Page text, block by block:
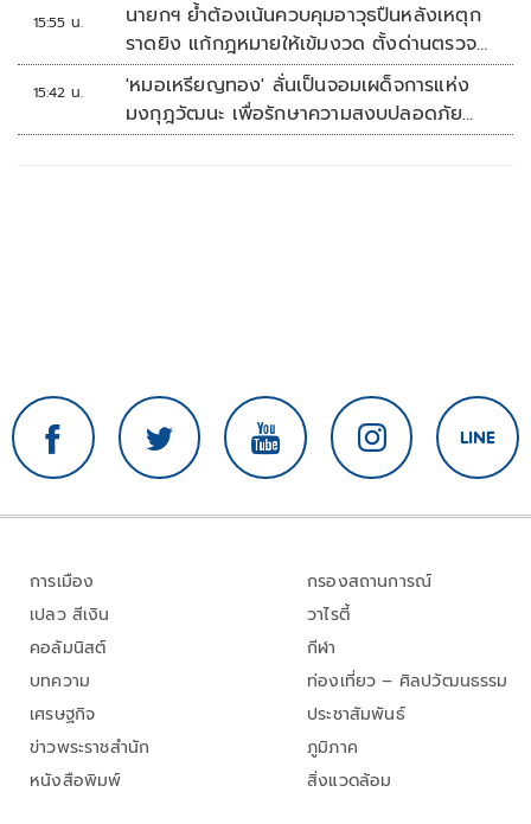
15:55 น.
นายกฯ ย้ำต้องเน้นควบคุมอาวุธปืนหลังเหตุก
ราดยิง แก้กฎหมายให้เข้มงวด ตั้งด่านตรวจ
เพิ่ม
15:42 น.
'หมอเหรียญทอง' ลั่นเป็นจอมเผด็จการแห่ง
มงกุฎวัฒนะ เพื่อรักษาความสงบปลอดภัย
ภายในรพ.
การเมือง
เปลว สีเงิน
คอลัมนิสต์
บทความ
เศรษฐกิจ
ข่าวพระราชสำนัก
หนังสือพิมพ์
กรองสถานการณ์
วาไรตี้
กีฬา
ท่องเที่ยว – ศิลปวัฒนธรรม
ประชาสัมพันธ์
ภูมิภาค
สิ่งแวดล้อม